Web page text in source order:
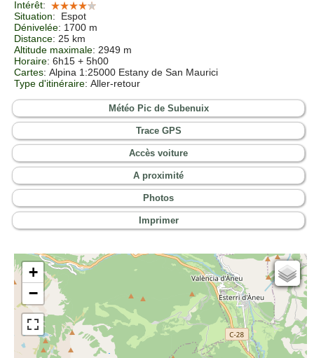
Intérêt:
Situation:
Espot
Dénivelée: 1700 m
Distance: 25 km
Altitude maximale: 2949 m
Horaire: 6h15 + 5h00
Cartes: Alpina 1:25000 Estany de San Maurici
Type d'itinéraire: Aller-retour
Météo Pic de Subenuix
Trace GPS
Accès voiture
A proximité
Photos
Imprimer
+
−
Cartes IGN
Open Topo Map
Open Street Map
ESRI Word Imagery